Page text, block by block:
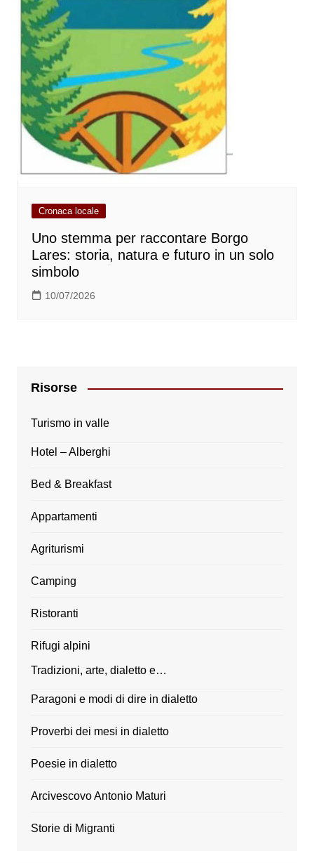
Cronaca locale
Uno stemma per raccontare Borgo
Lares: storia, natura e futuro in un solo
simbolo
10/07/2026
Risorse
Turismo in valle
Hotel – Alberghi
Bed & Breakfast
Appartamenti
Agriturismi
Camping
Ristoranti
Rifugi alpini
Tradizioni, arte, dialetto e…
Paragoni e modi di dire in dialetto
Proverbi dei mesi in dialetto
Poesie in dialetto
Arcivescovo Antonio Maturi
Storie di Migranti